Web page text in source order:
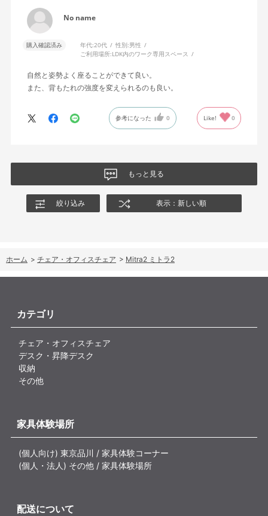
No name
購入確認済み 年代:20代 性別:男性
ご利用場所:LDK内のワーク専用スペース
自然と姿勢よく座ることができて良い。
また、背もたれの強度を変えられるのも良い。
参考になった 0 Like! 0
もっと見る
絞り込み 表示：新しい順
ホーム > チェア・オフィスチェア > Mitra2 ミトラ2
カテゴリ
チェア・オフィスチェア
デスク・昇降デスク
収納
その他
家具体験場所
(個人向け) 東京品川 / 家具体験コーナー
(個人・法人) その他 / 家具体験場所
配送について